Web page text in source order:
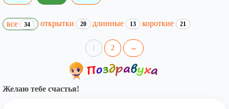
все 34 открытки 20 длинные 13 короткие 21
1 2 →
Желаю тебе счастья!